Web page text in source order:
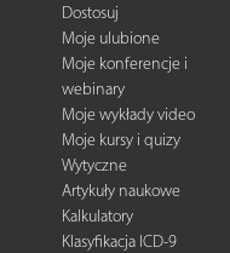
Dostosuj
Moje ulubione
Moje konferencje i
webinary
Moje wykłady video
Moje kursy i quizy
Wytyczne
Artykuły naukowe
Kalkulatory
Klasyfikacja ICD-9